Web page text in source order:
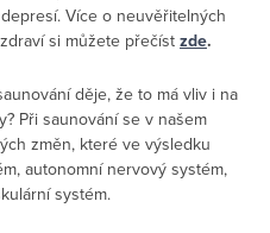
Více o neuvěřitelných
si můžete přečíst zde.
děje, že to má vliv i na
Při saunování se v našem
změn, které ve výsledku
autonomní nervový systém,
systém.